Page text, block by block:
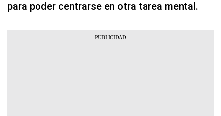
para poder centrarse en otra tarea mental.